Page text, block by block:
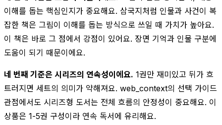
이해를 돕는 핵심인지가 중요해요. 삼국지처럼 인물과 사건이 복
잡한 책은 그림이 이해를 돕는 방식으로 쓰일 때 가치가 높아요.
이 책은 바로 그 점에서 강점이 있어요. 장면 기억과 인물 구분에
도움이 되기 때문이에요.
네 번째 기준은 시리즈의 연속성이에요. 1권만 재미있고 뒤가 흐
트러지면 세트의 의미가 약해져요. web_context의 선택 가이드
관점에서도 시리즈형 도서는 전체 흐름의 안정성이 중요해요. 이
상품은 1-5권 구성이라 연속 독서에 유리해요.